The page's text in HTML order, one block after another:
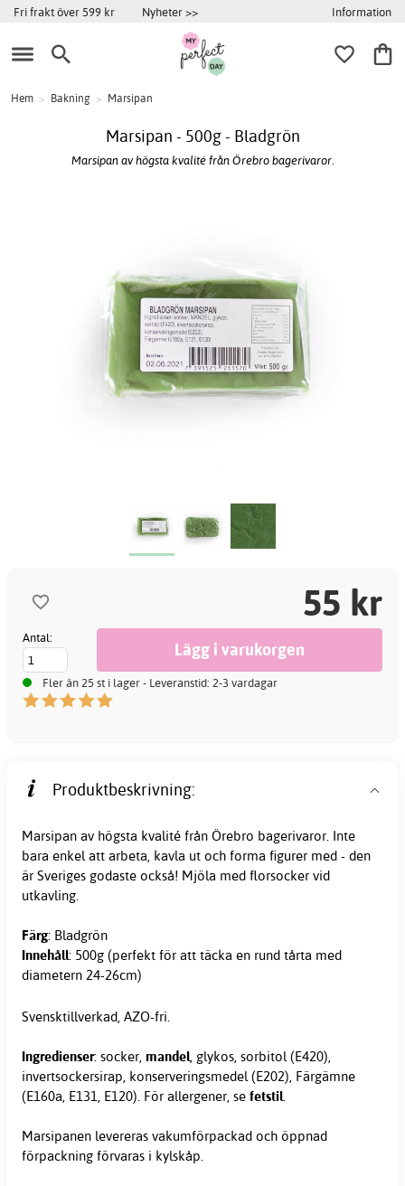
Fri frakt över 599 kr Nyheter >> Information
Hem > Bakning > Marsipan
Marsipan - 500g - Bladgrön
Marsipan av högsta kvalité från Örebro bagerivaror.
55 kr
Antal:
Fler än 25 st i lager - Leveranstid: 2-3 vardagar
Produktbeskrivning:
Marsipan av högsta kvalité från Örebro bagerivaror. Inte
bara enkel att arbeta, kavla ut och forma figurer med - den
är Sveriges godaste också! Mjöla med florsocker vid
utkavling.
Färg: Bladgrön
Innehåll: 500g (perfekt för att täcka en rund tårta med
diametern 24-26cm)
Svensktillverkad, AZO-fri.
Ingredienser: socker, mandel, glykos, sorbitol (E420),
invertsockersirap, konserveringsmedel (E202), Färgämne
(E160a, E131, E120). För allergener, se fetstil.
Marsipanen levereras vakumförpackad och öppnad
förpackning förvaras i kylskåp.